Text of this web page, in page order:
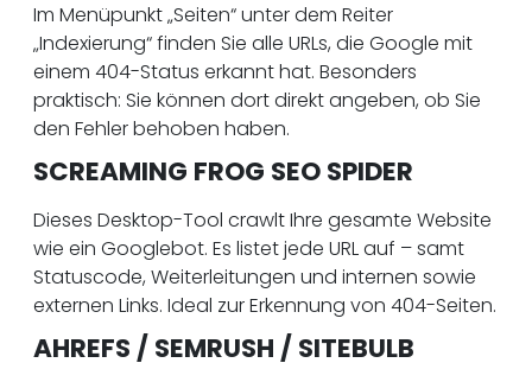
Im Menüpunkt „Seiten“ unter dem Reiter
„Indexierung“ finden Sie alle URLs, die Google mit
einem 404-Status erkannt hat. Besonders
praktisch: Sie können dort direkt angeben, ob Sie
den Fehler behoben haben.
SCREAMING FROG SEO SPIDER
Dieses Desktop-Tool crawlt Ihre gesamte Website
wie ein Googlebot. Es listet jede URL auf – samt
Statuscode, Weiterleitungen und internen sowie
externen Links. Ideal zur Erkennung von 404-Seiten.
AHREFS / SEMRUSH / SITEBULB